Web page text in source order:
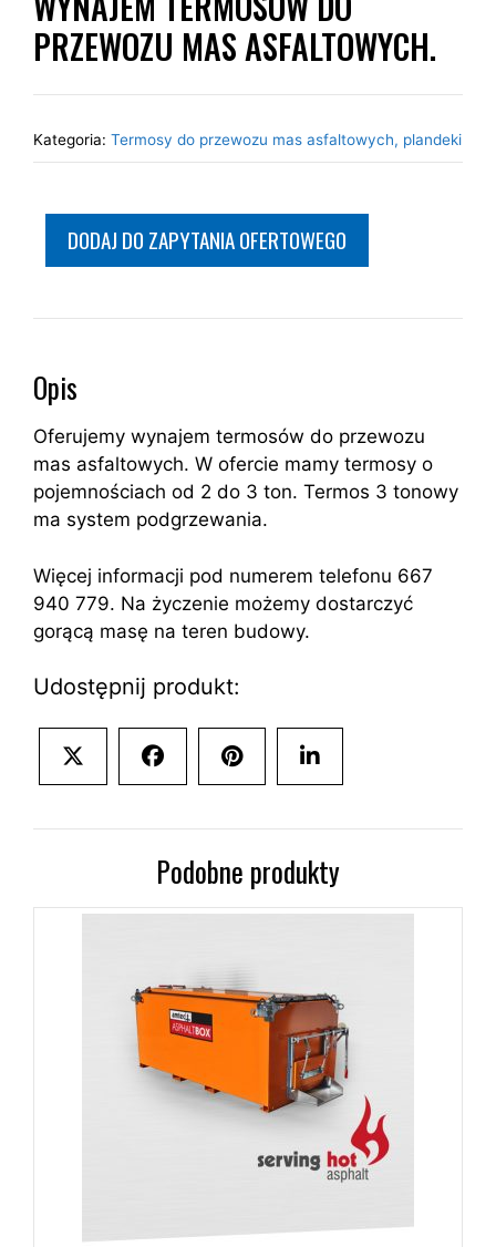
PRZEWOZU MAS ASFALTOWYCH.
DODAJ DO ZAPYTANIA OFERTOWEGO
Kategoria: Termosy do przewozu mas asfaltowych, plandeki
Opis
Oferujemy wynajem termosów do przewozu
mas asfaltowych. W ofercie mamy termosy o
pojemnościach od 2 do 3 ton. Termos 3 tonowy
ma system podgrzewania.
Więcej informacji pod numerem telefonu 667
940 779. Na życzenie możemy dostarczyć
gorącą masę na teren budowy.
Udostępnij produkt:
on
(Twitter)
Share
on
Share
on
Share
on
Podobne produkty